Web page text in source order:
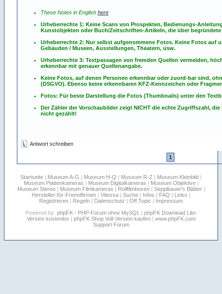
These Notes in English here
Urheberrechte 1: Keine Scans von Prospekten, Bedienungs-
Kunstobjekten oder Buch/Zeitschriften-Artikeln, die über
Urheberrechte 2: Nur selbst aufgenommene Fotos. Keine Fotos auf
Gebäuden / Museen, Ausstellungen, Theatern, usw.
Urheberrechte 3: Textpassagen von fremden Quellen vermeiden,
erkennbar mit genauer Quellenangabe.
Keine Fotos, auf denen Personen erkennbar oder zuord-bar sind,
(DSGVO). Ebenso keine erkennbaren KFZ-Kennzeichen oder
Fotos: Für beste Darstellung die Fotos (Thumbnails) unter den
Der Zähler der Vorschaubilder zeigt NICHT die echte Zugriffszahl,
nicht gezählt!
Antwort schreiben
1
Startseite | Museum A-G | Museum H-Q | Museum R-Z | Museum Kleinbild |
Museum Plattenkameras | Museum Digitalkameras | Museum Objektive|
Museum Stereo| Museum Filmkameras | Rollfilmboxen| Sepplbauer's Blätter|
Hersteller-für-Fremdfirmen | Vitessa | Suche | Infos | FAQ | Links |
Registrieren | Regeln | Datenschutz | Off Topic | Impressum
Powered by: phpFK - PHP-Forum ohne MySQL | phpFK Download Lite-
Version kostenlos | phpFK Shop Voll-Version kaufen| www.phpFK.com
Support Forum